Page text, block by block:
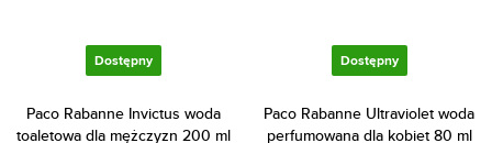
Dostępny
Paco Rabanne Invictus woda
toaletowa dla mężczyzn 200 ml
Dostępny
Paco Rabanne Ultraviolet woda
perfumowana dla kobiet 80 ml